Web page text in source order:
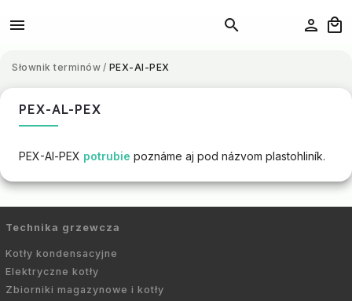
Słownik terminów / PEX-Al-PEX
PEX-AL-PEX
PEX-Al-PEX potrubie poznáme aj pod názvom plastohliník.
Technika grzewcza
Kotły kondensacyjne
Elektryczne kotły
Zbiorniki magazynowe i kotły